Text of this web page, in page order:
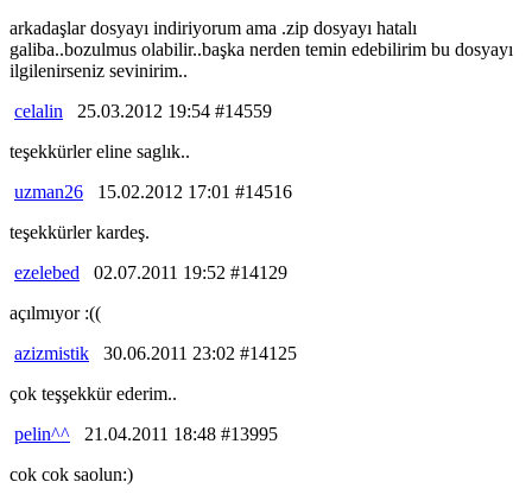
arkadaşlar dosyayı indiriyorum ama .zip dosyayı hatalı
galiba..bozulmus olabilir..başka nerden temin edebilirim bu dosyayı
ilgilenirseniz sevinirim..
celalin 25.03.2012 19:54 #14559
teşekkürler eline saglık..
uzman26 15.02.2012 17:01 #14516
teşekkürler kardeş.
ezelebed 02.07.2011 19:52 #14129
açılmıyor :((
azizmistik 30.06.2011 23:02 #14125
çok teşşekkür ederim..
pelin^^ 21.04.2011 18:48 #13995
cok cok saolun:)